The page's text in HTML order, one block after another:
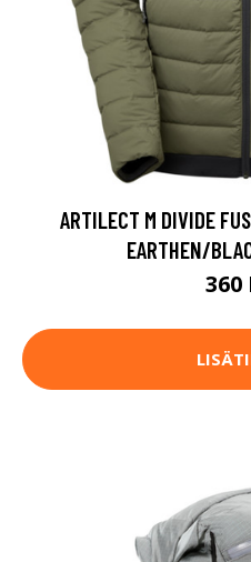
ARTILECT M DIVIDE
EARTHEN/
360